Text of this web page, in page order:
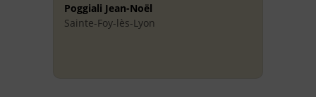
Poggiali Jean-Noël
Sainte-Foy-lès-Lyon